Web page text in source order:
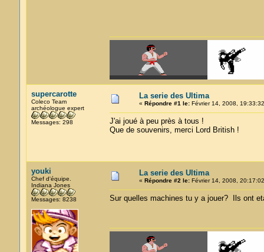
supercarotte
Coleco Team
archéologue expert
Messages: 298
La serie des Ultima
« Répondre #1 le:Février 14, 2008,
J'ai joué à peu près à tous !
Que de souvenirs, merci Lord British !
youki
Chef d'équipe.
Indiana Jones
Messages: 8238
La serie des Ultima
« Répondre #2 le:Février 14, 2008,
Sur quelles machines tu y a jouer? Ils ont